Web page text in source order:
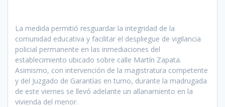
La medida permitió resguardar la integridad de la
comunidad educativa y facilitar el despliegue de vigilancia
policial permanente en las inmediaciones del
establecimiento ubicado sobre calle Martín Zapata.
Asimismo, con intervención de la magistratura competente
y del Juzgado de Garantías en turno, durante la madrugada
de este viernes se llevó adelante un allanamiento en la
vivienda del menor.